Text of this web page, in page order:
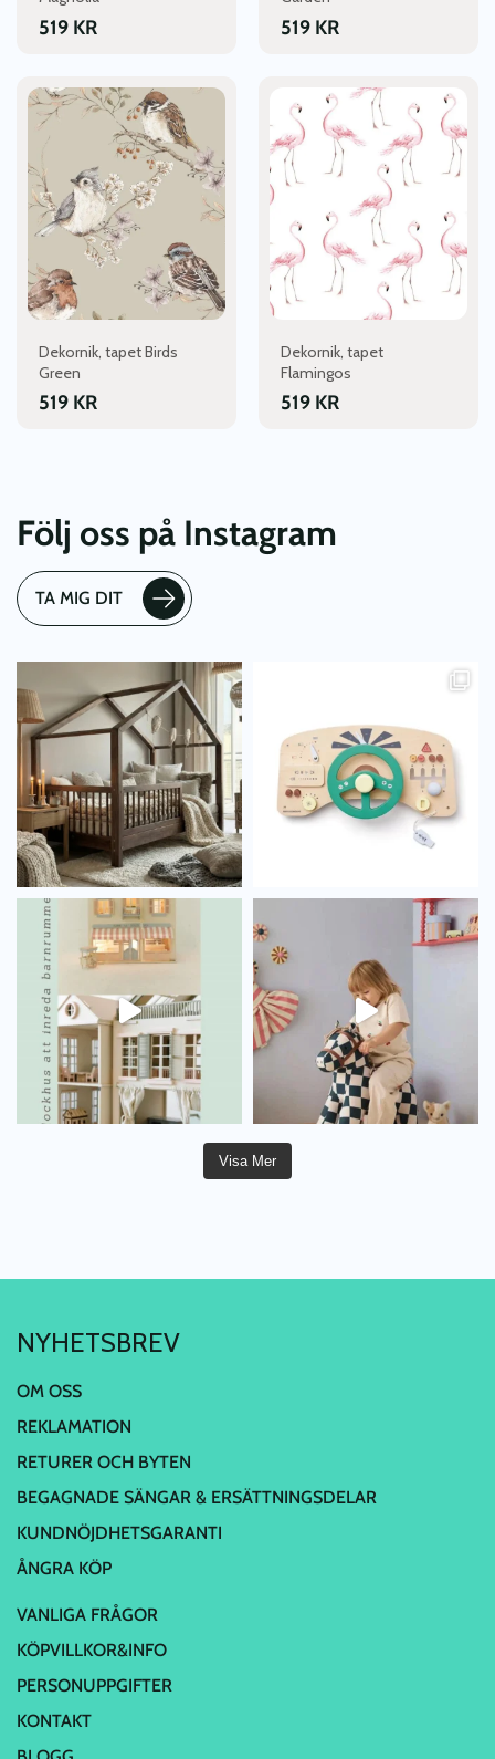
519 KR 519 KR
Dekornik, tapet Birds
Green
519 KR
Dekornik, tapet
Flamingos
519 KR
Följ oss på Instagram
TA MIG DIT
Visa Mer
NYHETSBREV
OM OSS
REKLAMATION
RETURER OCH BYTEN
BEGAGNADE SÄNGAR & ERSÄTTNINGSDELAR
KUNDNÖJDHETSGARANTI
ÅNGRA KÖP
VANLIGA FRÅGOR
KÖPVILLKOR&INFO
PERSONUPPGIFTER
KONTAKT